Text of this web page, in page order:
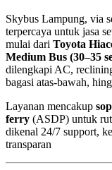
Skybus Lampung, via
terpercaya untuk jasa
mulai dari Toyota
Medium Bus (30–35
dilengkapi AC,
bagasi atas-bawah,
Layanan mencakup
ferry (ASDP) untuk
dikenal 24/7 support,
transparan